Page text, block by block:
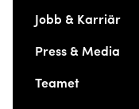
Jobb & Karriär
Press & Media
Teamet